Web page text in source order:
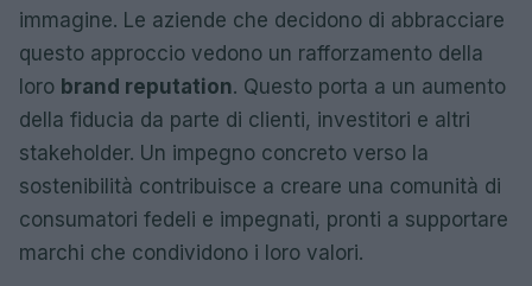
immagine. Le aziende che decidono di abbracciare
questo approccio vedono un rafforzamento della
loro brand reputation. Questo porta a un aumento
della fiducia da parte di clienti, investitori e altri
stakeholder. Un impegno concreto verso la
sostenibilità contribuisce a creare una comunità di
consumatori fedeli e impegnati, pronti a supportare
marchi che condividono i loro valori.